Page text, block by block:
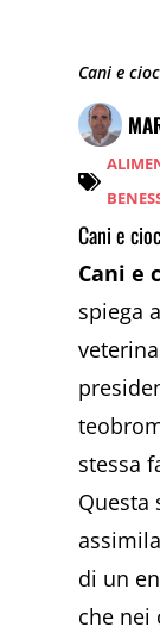
Cani e
Cani e
Cani e
spiega
stessa
Questa
di un
che nei